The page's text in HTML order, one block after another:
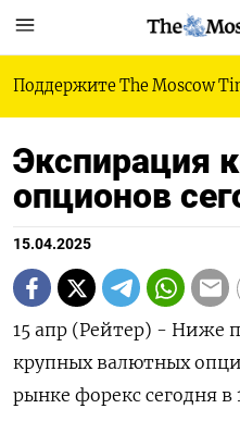
Поддержите The Moscow
Экспирация
опционов
15.04.2025
15 апр (Рейтер) - Ниже
крупных валютных
рынке форекс сегодня в